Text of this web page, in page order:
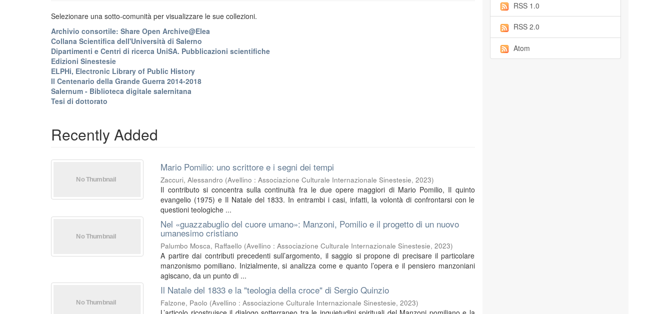
Selezionare una sotto-comunità per visualizzare le sue collezioni.
Archivio consortile: Share Open Archive@Elea
Collana Scientifica dell'Università di Salerno
Dipartimenti e Centri di ricerca UniSA. Pubblicazioni scientifiche
Edizioni Sinestesie
ELPHi, Electronic Library of Public History
Il Centenario della Grande Guerra 2014-2018
Salernum - Biblioteca digitale salernitana
Tesi di dottorato
Recently Added
Mario Pomilio: uno scrittore e i segni dei tempi
Zaccuri, Alessandro (Avellino : Associazione Culturale Internazionale Sinestesie,2023)
Il contributo si concentra sulla continuità fra le due opere maggiori di Mario Pomilio, Il quinto
evangelio (1975) e Il Natale del 1833. In entrambi i casi, infatti, la volontà di confrontarsi con le
questioni teologiche ...
Nel «guazzabuglio del cuore umano»: Manzoni, Pomilio e il progetto di un nuovo
umanesimo cristiano
Palumbo Mosca, Raffaello (Avellino : Associazione Culturale Internazionale Sinestesie,2023)
A partire dai contributi precedenti sull’argomento, il saggio si propone di precisare il particolare
manzonismo pomiliano. Inizialmente, si analizza come e quanto l’opera e il pensiero manzoniani
agiscano, da un punto di ...
Il Natale del 1833 e la "teologia della croce" di Sergio Quinzio
Falzone, Paolo (Avellino : Associazione Culturale Internazionale Sinestesie,2023)
RSS 1.0
RSS 2.0
Atom